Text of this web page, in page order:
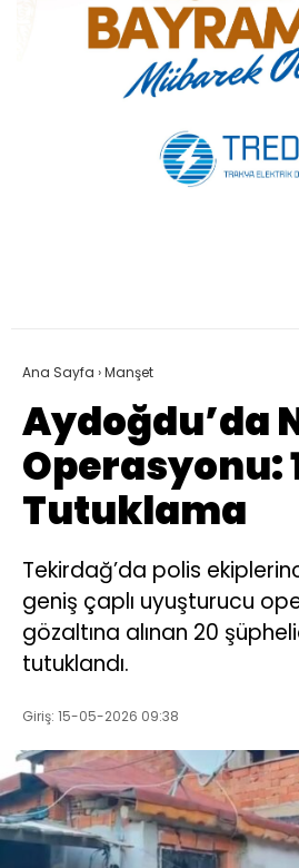
Ana Sayfa ›Manşet
Aydoğdu’da
Operasyonu:
Tutuklama
Tekirdağ’da polis
geniş çaplı uyuşturucu
gözaltına alınan 20
tutuklandı.
Giriş: 15-05-2026 09:38